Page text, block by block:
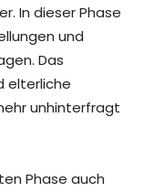
In dieser Phase
und
Das
elterliche
unhinterfragt
Phase auch